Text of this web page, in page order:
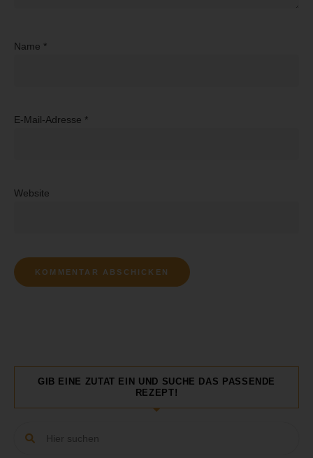
Name *
E-Mail-Adresse *
Website
GIB EINE ZUTAT EIN UND SUCHE DAS PASSENDE
REZEPT!